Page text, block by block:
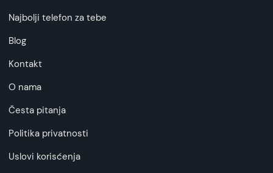
Najbolji telefon za tebe
Blog
Kontakt
O nama
Česta pitanja
Politika privatnosti
Uslovi korisćenja